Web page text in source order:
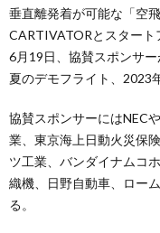
垂直離発着が可能な「空
CARTIVATORとスタート
6月19日、協賛スポンサ
夏のデモフライト、2023
協賛スポンサーにはNEC
業、東京海上日動火災保
ツ工業、バンダイナムコ
織機、日野自動車、ロー
る。